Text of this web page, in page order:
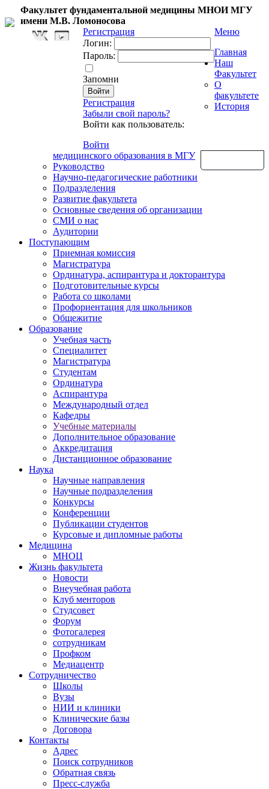
Факультет фундаментальной медицины МНОИ МГУ
имени М.В. Ломоносова
Регистрация
Логин:
Пароль:
Запомни
Регистрация
Забыли свой пароль?
Войти как пользователь:
Войти
Меню
Главная
Наш
Факультет
О
факультете
История
медицинского образования в МГУ
Руководство
Научно-педагогические работники
Подразделения
Развитие факультета
Основные сведения об организации
СМИ о нас
Аудитории
Поступающим
Приемная комиссия
Магистратура
Ординатура, аспирантура и докторантура
Подготовительные курсы
Работа со школами
Профориентация для школьников
Общежитие
Образование
Учебная часть
Специалитет
Магистратура
Студентам
Ординатура
Аспирантура
Международный отдел
Кафедры
Учебные материалы
Дополнительное образование
Аккредитация
Дистанционное образование
Наука
Научные направления
Научные подразделения
Конкурсы
Конференции
Публикации студентов
Курсовые и дипломные работы
Медицина
МНОЦ
Жизнь факультета
Новости
Внеучебная работа
Клуб менторов
Студсовет
Форум
Фотогалерея
сотрудникам
Профком
Медиацентр
Сотрудничество
Школы
Вузы
НИИ и клиники
Клинические базы
Договора
Контакты
Адрес
Поиск сотрудников
Обратная связь
Пресс-служба